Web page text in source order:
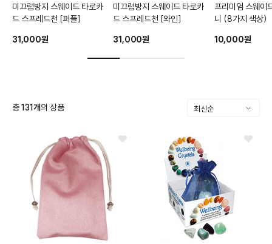
미끄럼방지 스웨이드 타로카
드 스프레드천 [퍼플]
31,000원
미끄럼방지 스웨이드 타로카
드 스프레드천 [와인]
31,000원
프리미엄 스웨이
니 (8가지 색상)
10,000원
총131개의 상품